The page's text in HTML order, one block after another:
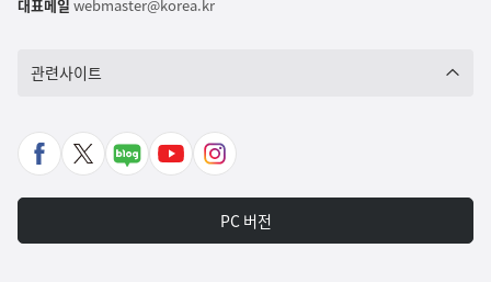
대표메일 webmaster@korea.kr
관련사이트
페
X
네
유
인
타
그
PC 버전